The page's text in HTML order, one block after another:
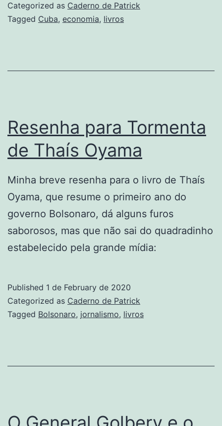
Categorized as Caderno de Patrick
Tagged Cuba, economia, livros
Resenha para Tormenta
de Thaís Oyama
Minha breve resenha para o livro de Thaís
Oyama, que resume o primeiro ano do
governo Bolsonaro, dá alguns furos
saborosos, mas que não sai do quadradinho
estabelecido pela grande mídia:
Published 1 de February de 2020
Categorized as Caderno de Patrick
Tagged Bolsonaro, jornalismo, livros